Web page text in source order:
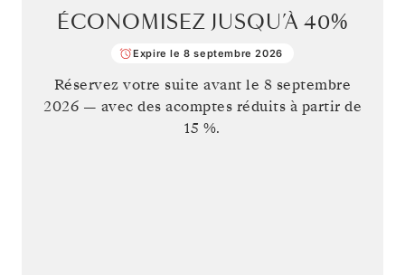
ÉCONOMISEZ JUSQU’À 40%
Expire le 8 septembre 2026
Réservez votre suite avant le 8 septembre
2026 — avec des acomptes réduits à partir de
15 %.